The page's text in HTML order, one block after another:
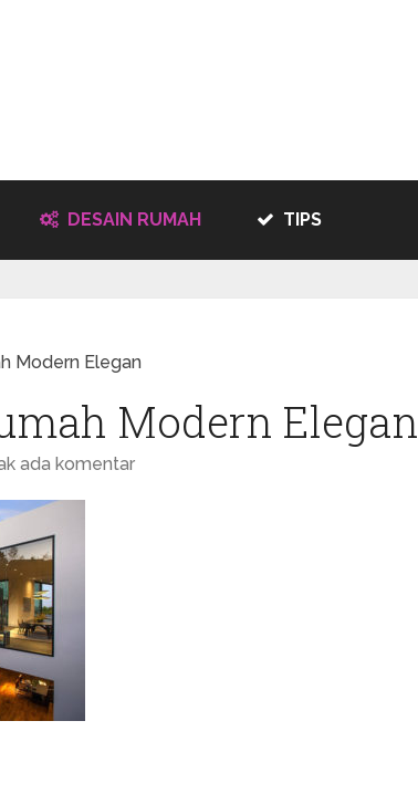
DESAIN RUMAH TIPS
Modern Elegan
Modern Elegan
ada komentar